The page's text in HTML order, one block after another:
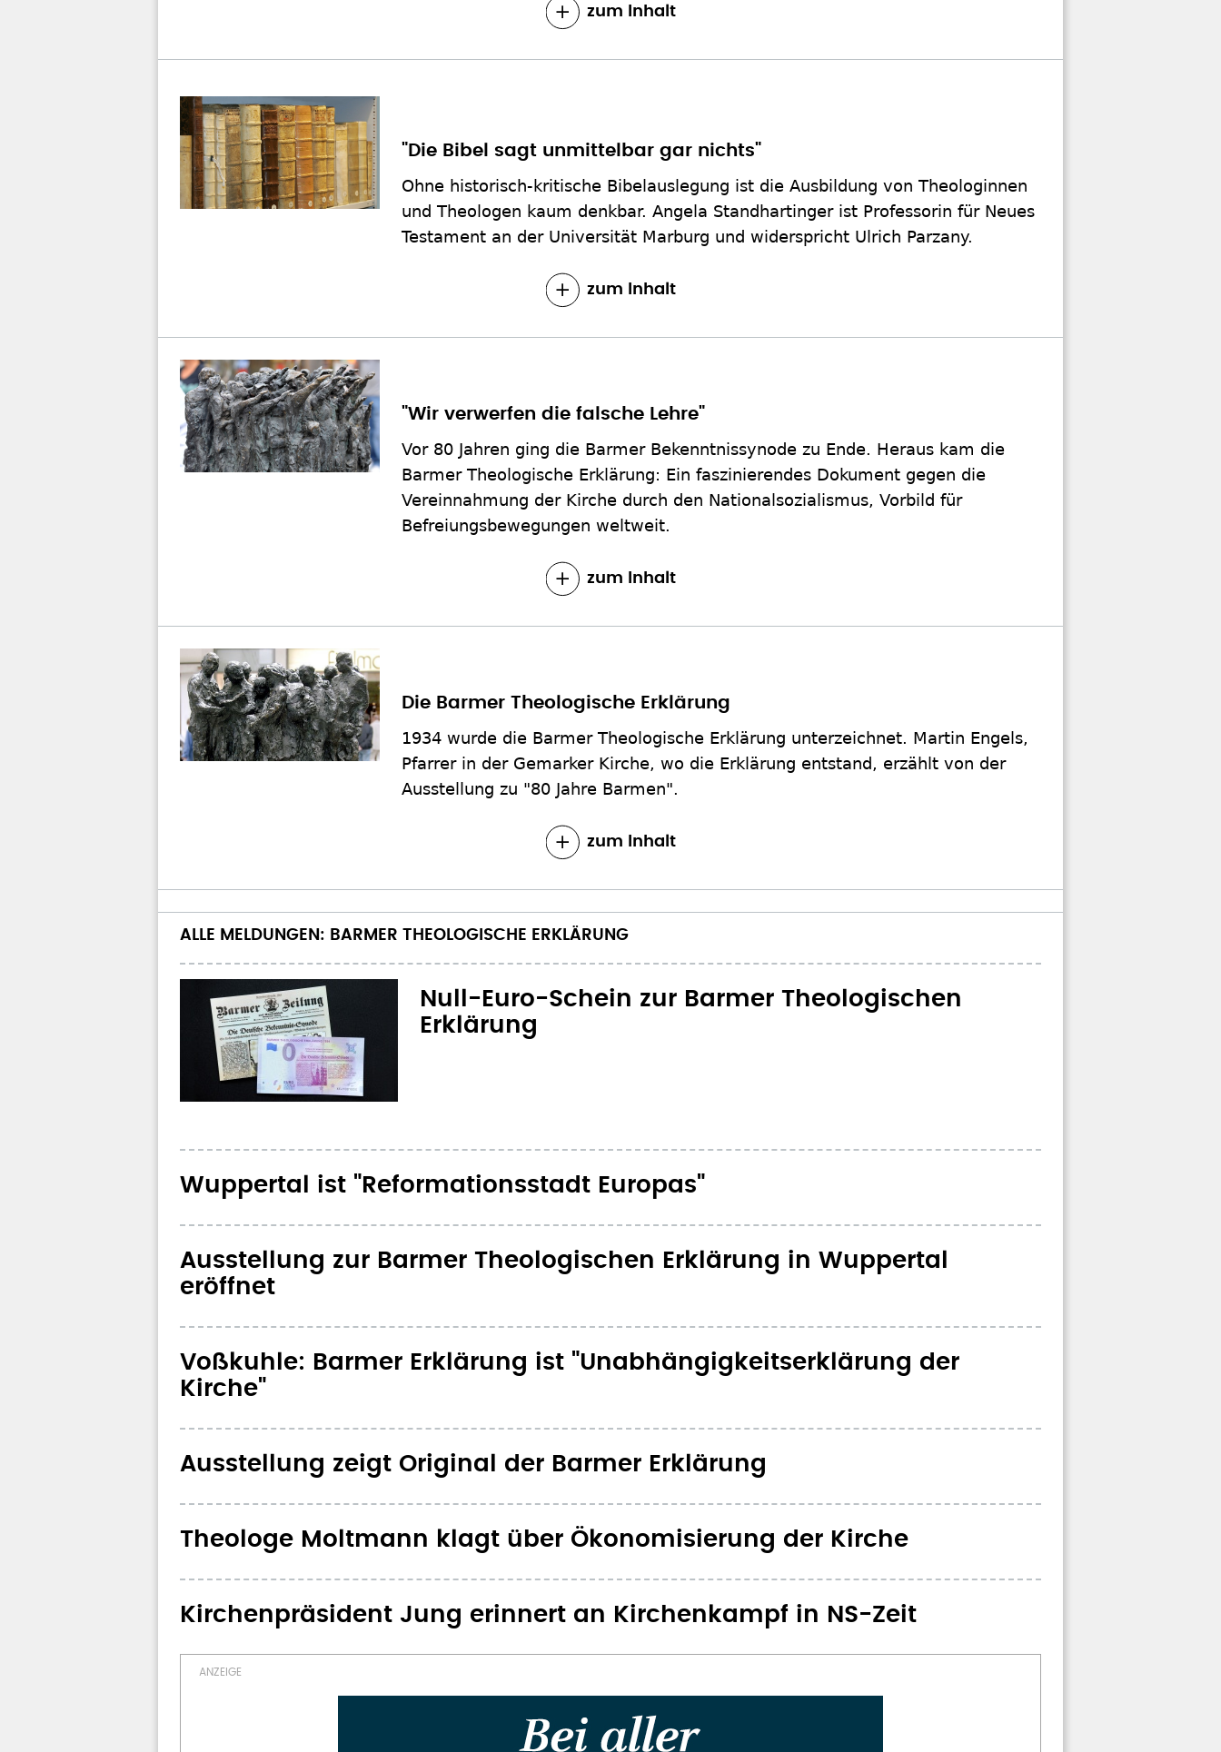
zum Inhalt
"Die Bibel sagt unmittelbar gar nichts"
Ohne historisch-kritische Bibelauslegung ist die Ausbildung von Theologinnen
und Theologen kaum denkbar. Angela Standhartinger ist Professorin für Neues
Testament an der Universität Marburg und widerspricht Ulrich Parzany.
zum Inhalt
"Wir verwerfen die falsche Lehre"
Vor 80 Jahren ging die Barmer Bekenntnissynode zu Ende. Heraus kam die
Barmer Theologische Erklärung: Ein faszinierendes Dokument gegen die
Vereinnahmung der Kirche durch den Nationalsozialismus, Vorbild für
Befreiungsbewegungen weltweit.
zum Inhalt
Die Barmer Theologische Erklärung
1934 wurde die Barmer Theologische Erklärung unterzeichnet. Martin Engels,
Pfarrer in der Gemarker Kirche, wo die Erklärung entstand, erzählt von der
Ausstellung zu "80 Jahre Barmen".
zum Inhalt
ALLE MELDUNGEN: BARMER THEOLOGISCHE ERKLÄRUNG
Null-Euro-Schein zur Barmer Theologischen
Erklärung
Wuppertal ist "Reformationsstadt Europas"
Ausstellung zur Barmer Theologischen Erklärung in Wuppertal
eröffnet
Voßkuhle: Barmer Erklärung ist "Unabhängigkeitserklärung der
Kirche"
Ausstellung zeigt Original der Barmer Erklärung
Theologe Moltmann klagt über Ökonomisierung der Kirche
Kirchenpräsident Jung erinnert an Kirchenkampf in NS-Zeit